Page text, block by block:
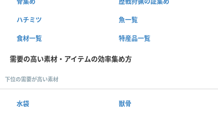
ハチミツ 魚一覧
食材一覧 特産品一覧
需要の高い素材・アイテムの効率集め方
下位の需要が高い素材
水袋 獣骨